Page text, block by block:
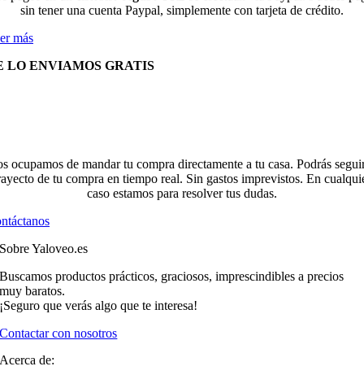
sin tener una cuenta Paypal, simplemente con tarjeta de crédito.
más
LO ENVIAMOS GRATIS
ocupamos de mandar tu compra directamente a tu casa. Podrás
de tu compra en tiempo real. Sin gastos imprevistos. En
caso estamos para resolver tus dudas.
Sobre Yaloveo.es
Buscamos productos prácticos, graciosos, imprescindibles a precios
muy baratos.
¡Seguro que verás algo que te interesa!
Contactar con nosotros
Acerca de: